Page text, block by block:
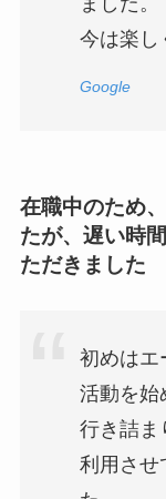
今は楽し
Google
在職中のため
たが、遅い時
ただきました
初めはエ
活動を始
行き詰ま
利用させ